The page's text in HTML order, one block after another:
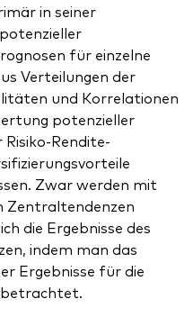
in seiner
für einzelne
Verteilungen der
und Korrelationen
potenzieller
Rendite-
Zwar werden mit
Zentraltendenzen
die Ergebnisse des
indem man das
Ergebnisse für die